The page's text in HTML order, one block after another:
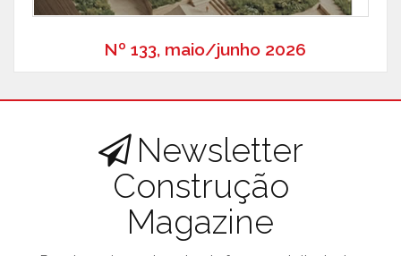
Nº 133, maio/junho 2026
Newsletter
Construção
Magazine